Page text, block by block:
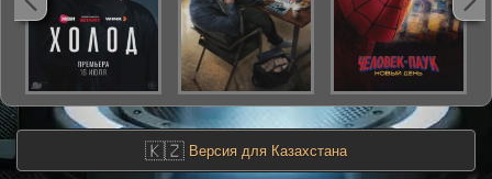
🇰🇿 Версия для Казахстана